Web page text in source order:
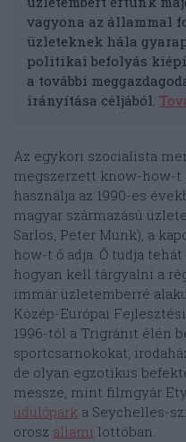
vagyona az állammal
üzleteknek hála
politikai befolyás
a további
irányítása céljából.
Az egykori szocialista
megszerzett know-how-t
használja az 1990-es
magyar származású
Sarlos, Peter Munk), a
how-t ő adja. Ő tudja
hogyan kell tárgyalni a
immár üzletemberré
Közép-Európai
1996-tól a Trigránit élén
sportcsarnokokat,
de olyan egzotikus
messze, mint filmgyár
üdülőpark a Seychelles-
orosz állami lottóban.